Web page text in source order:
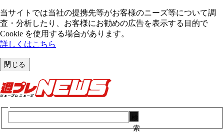
当サイトでは当社の提携先等がお客様のニーズ等について調
査・分析したり、お客様にお勧めの広告を表⽰する⽬的で
Cookie を使⽤する場合があります。
詳しくはこちら
閉じる
索